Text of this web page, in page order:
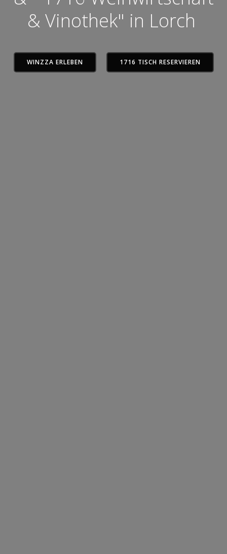
& Vinothek" in Lorch
WINZZA ERLEBEN 1716 TISCH RESERVIEREN